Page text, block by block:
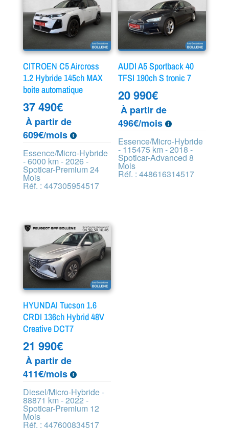
CITROEN C5 Aircross
1.2 Hybride 145ch MAX
boite automatique
37 490€
À partir de
609€/mois
Essence/Micro-Hybride
- 6000 km - 2026 -
Spoticar-Premium 24
Mois
Réf. : 447305954517
AUDI A5 Sportback 40
TFSI 190ch S tronic 7
20 990€
À partir de
496€/mois
Essence/Micro-Hybride
- 115475 km - 2018 -
Spoticar-Advanced 8
Mois
Réf. : 448616314517
HYUNDAI Tucson 1.6
CRDI 136ch Hybrid 48V
Creative DCT7
21 990€
À partir de
411€/mois
Diesel/Micro-Hybride -
88871 km - 2022 -
Spoticar-Premium 12
Mois
Réf. : 447600834517